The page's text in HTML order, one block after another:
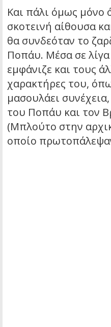
Και πάλι όμως μόνο
σκοτεινή αίθουσα
θα συνδεόταν το
Ποπάυ. Μέσα σε
εμφάνιζε και τους
χαρακτήρες του,
μασουλάει
του Ποπάυ και τον
(Μπλούτο στην
οποίο